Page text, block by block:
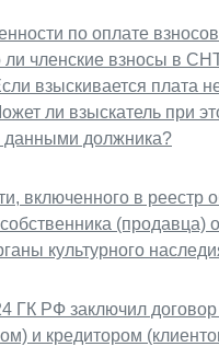
по оплате
членские взносы в
взыскивается плата
ли взыскатель при
должника?
включенного в реестр
(продавца)
культурного
ГК РФ заключил
и кредитором